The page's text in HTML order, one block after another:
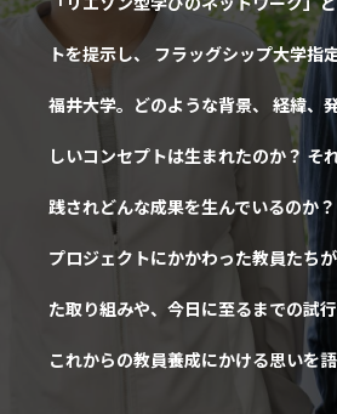
トを提示し、 フラッグシップ大学指
福井大学。どのような背景、 経緯、
しいコンセプトは生まれたのか？ そ
践されどんな成果を生んでいるのか？
プロジェクトにかかわった教員たちが
た取り組みや、今日に至るまでの試
これからの教員養成にかける思いを語